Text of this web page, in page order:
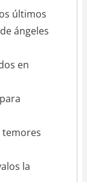
últimos
ángeles
en
temores
la